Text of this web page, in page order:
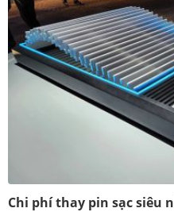
Chi phí thay pin sạc siêu